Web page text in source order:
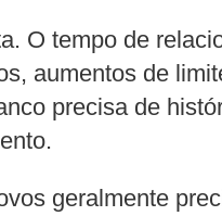
O tempo de
aumentos de
precisa de
geralmente